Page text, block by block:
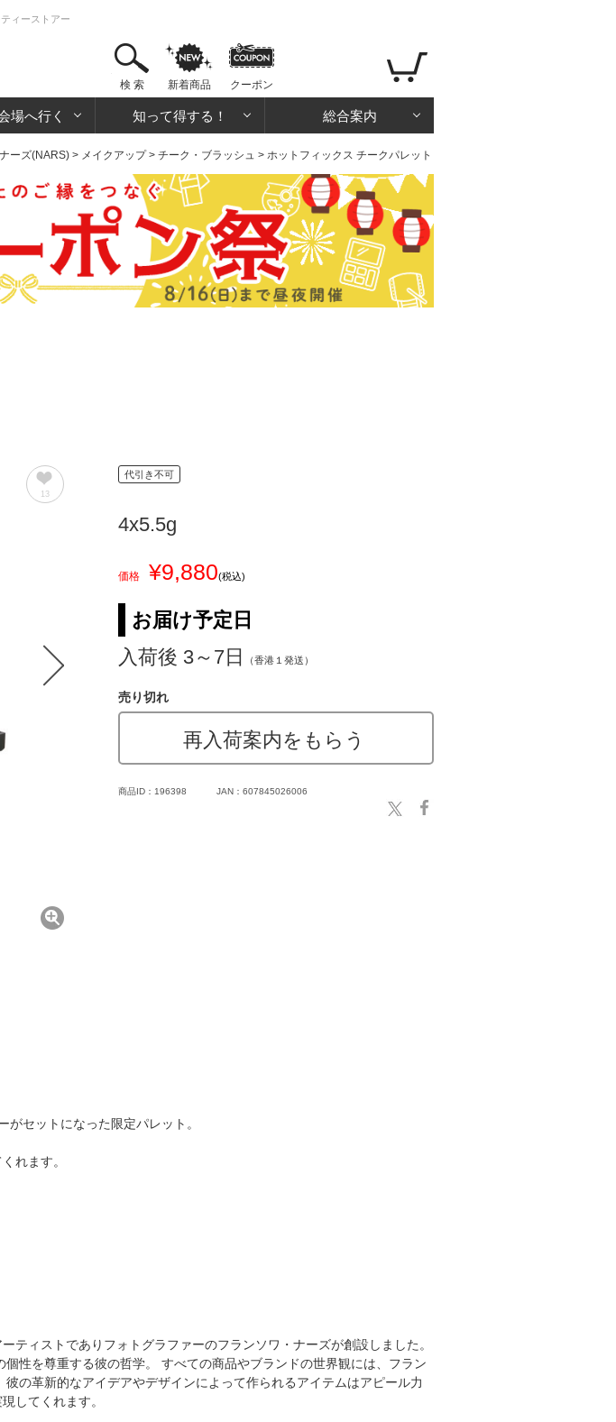
ィーストアー
検 索 新着商品 クーポン
場へ行く 知って得する！ 総合案内
ナーズ(NARS) > メイクアップ> チーク・ブラッシュ > ホットフィックス チークパレット
13
代引き不可
4x5.5g
価格 ¥9,880(税込)
お届け予定日
入荷後 3～7日
（香港１発送）
売り切れ
再入荷案内をもらう
商品ID：196398 JAN：607845026006
セットになった限定パレット。
れます。
ィストでありフォトグラファーのフランソワ・ナーズが創設しました。
性を尊重する彼の哲学。 すべての商品やブランドの世界観には、フラン
の革新的なアイデアやデザインによって作られるアイテムはアピール力
してくれます。